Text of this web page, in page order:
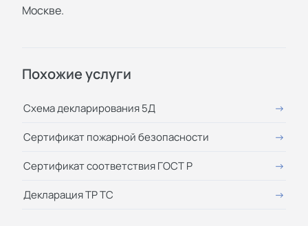
Москве.
Похожие услуги
Схема декларирования 5Д
Сертификат пожарной безопасности
Сертификат соответствия ГОСТ Р
Декларация ТР ТС